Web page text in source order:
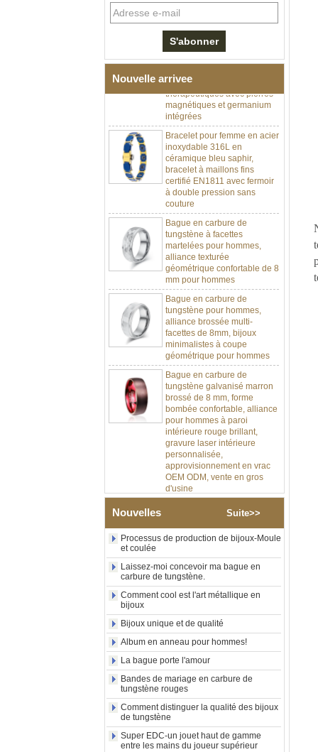
Nouvelle arrivee
Bracelet à maillons I en acier
inoxydable 304 en
céramique de zircone noire
pour hommes, fermoir
déployant à double poussée
316L, bracelet à maillons
thérapeutiques avec pierres
magnétiques et germanium
intégrées
Bracelet pour femme en acier
inoxydable 316L en
céramique bleu saphir,
bracelet à maillons fins
certifié EN1811 avec fermoir
à double pression sans
couture
Bague en carbure de
tungstène à facettes
martelées pour hommes,
alliance texturée
géométrique confortable de 8
mm pour hommes
Bague en carbure de
tungstène pour hommes,
alliance brossée multi-
facettes de 8mm, bijoux
minimalistes à coupe
géométrique pour hommes
Bague en carbure de
tungstène galvanisé marron
brossé de 8 mm, forme
bombée confortable, alliance
pour hommes à paroi
intérieure rouge brillant,
gravure laser intérieure
personnalisée,
approvisionnement en vrac
OEM ODM, vente en gros
d'usine
Bague en carbure de
tungstène argenté poli de 8
d'opale bleue écrasée avec
bande de malachite
synthétique, alliance pour
hommes, gravure laser
intérieure personnalisée,
approvisionnement en vrac
OEM ODM, vente en gros
d'usin
Bague en carbure de
tungstène avec chevalière
carrée polie noire,
incrustation en bois avec
motif croisé en coquille
d'ormeau, bague de
déclaration religieuse pour
hommes, gravure intérieure
personnalisée,
approvisionnement en vrac
OEM ODM, vente en
Nouvelles Suite>>
Processus de production de bijoux-Moule
et coulée
Laissez-moi concevoir ma bague en
carbure de tungstène.
Comment cool est l'art métallique en
bijoux
Bijoux unique et de qualité
Album en anneau pour hommes!
La bague porte l'amour
Bandes de mariage en carbure de
tungstène rouges
Comment distinguer la qualité des bijoux
de tungstène
Super EDC-un jouet haut de gamme
entre les mains du joueur supérieur